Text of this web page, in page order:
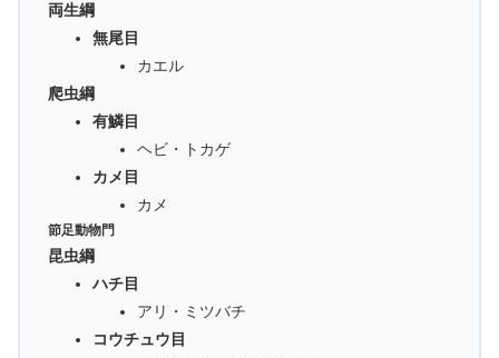
両生綱
無尾目
カエル
爬虫綱
有鱗目
ヘビ・トカゲ
カメ目
カメ
節足動物門
昆虫綱
ハチ目
アリ・ミツバチ
コウチュウ目